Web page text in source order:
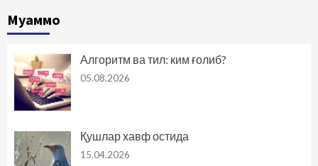
Муаммо
Алгоритм ва тил: ким ғолиб?
05.08.2026
Қушлар хавф остида
15.04.2026